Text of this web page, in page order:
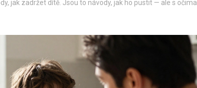
jak zadržet dítě. Jsou to návody, jak ho pustit — ale s očima